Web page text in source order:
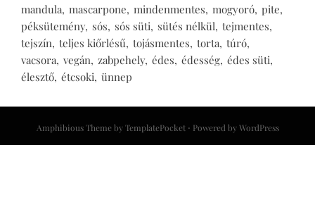
mandula mascarpone mindenmentes mogyoró pite
péksütemény sós sós süti sütés nélkül tejmentes
tejszín teljes kiőrlésű tojásmentes torta túró
vacsora vegán zabpehely édes édesség édes süti
élesztő étcsoki ünnep
Amphibious Theme byTemplatePocket ⋅ Powered byWordPress